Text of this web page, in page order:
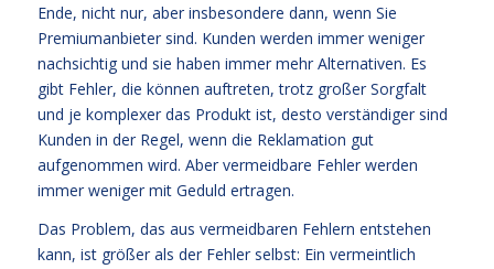
Ende, nicht nur, aber insbesondere dann, wenn Sie
Premiumanbieter sind. Kunden werden immer weniger
nachsichtig und sie haben immer mehr Alternativen. Es
gibt Fehler, die können auftreten, trotz großer Sorgfalt
und je komplexer das Produkt ist, desto verständiger sind
Kunden in der Regel, wenn die Reklamation gut
aufgenommen wird. Aber vermeidbare Fehler werden
immer weniger mit Geduld ertragen.
Das Problem, das aus vermeidbaren Fehlern entstehen
kann, ist größer als der Fehler selbst: Ein vermeintlich